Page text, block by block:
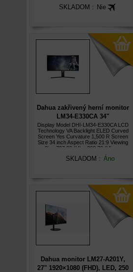
SKLADOM : Nie
Dahua zakřivený herní monitor
LM34-E330CA 34"
VA/3440x1440/1ms/200Hz/
černý
Display Model DHI-LM34-E330CA LCD
Technology VA Backlight ELED Curved
Screen Yes Curvature 1,500 R Screen
Size 34 inch Aspect Ratio 21:9 Viewing
Size 797.22 (H) × 333.72 (V) mm
Screen-to-Body Ratio ?85
SKLADOM : Áno
Dahua monitor LM27-A201Y,
27" 1920×1080 (FHD), LED, 250